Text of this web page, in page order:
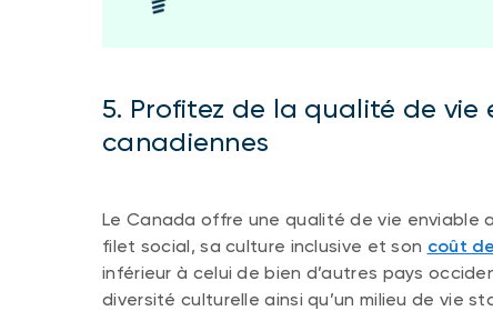
5. Profitez de la qualité de vie
canadiennes
Le Canada offre une qualité de vie enviable
filet social, sa culture inclusive et son coût
inférieur à celui de bien d’autres pays
diversité culturelle ainsi qu’un milieu de vie